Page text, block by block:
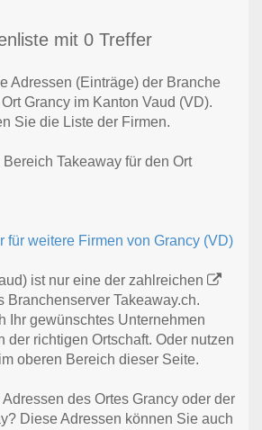
mit 0 Treffer
Adressen (Einträge) der Branche
Grancy im Kanton Vaud (VD).
Sie die Liste der Firmen.
Takeaway für den Ort
für weitere Firmen von Grancy (VD)
ist nur eine der zahlreichen
Branchenserver Takeaway.ch.
Ihr gewünschtes Unternehmen
der richtigen Ortschaft. Oder nutzen
oberen Bereich dieser Seite.
des Ortes Grancy oder der
Diese Adressen können Sie auch